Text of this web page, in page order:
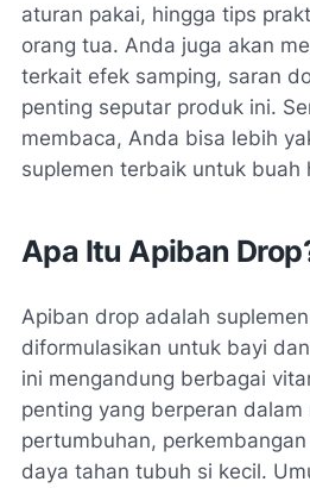
aturan pakai, hingga tips
orang tua. Anda juga akan
terkait efek samping, saran
penting seputar produk ini.
membaca, Anda bisa lebih
suplemen terbaik untuk buah
Apa Itu Apiban
Apiban drop adalah
diformulasikan untuk bayi
ini mengandung berbagai
penting yang berperan dalam
pertumbuhan,
daya tahan tubuh si kecil.